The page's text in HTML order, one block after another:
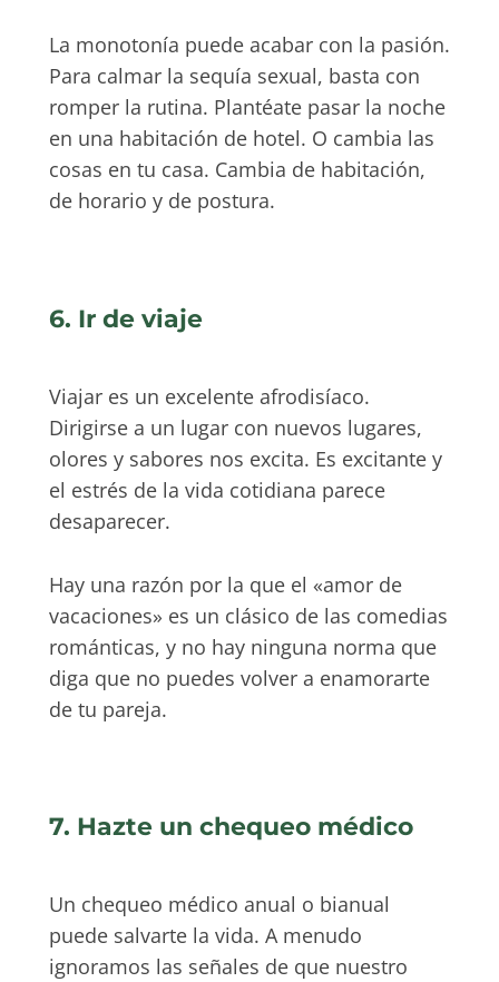
La monotonía puede acabar con la pasión.
Para calmar la sequía sexual, basta con
romper la rutina. Plantéate pasar la noche
en una habitación de hotel. O cambia las
cosas en tu casa. Cambia de habitación,
de horario y de postura.
6. Ir de viaje
Viajar es un excelente afrodisíaco.
Dirigirse a un lugar con nuevos lugares,
olores y sabores nos excita. Es excitante y
el estrés de la vida cotidiana parece
desaparecer.
Hay una razón por la que el «amor de
vacaciones» es un clásico de las comedias
románticas, y no hay ninguna norma que
diga que no puedes volver a enamorarte
de tu pareja.
7. Hazte un chequeo médico
Un chequeo médico anual o bianual
puede salvarte la vida. A menudo
ignoramos las señales de que nuestro